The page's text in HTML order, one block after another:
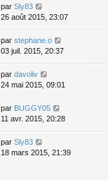
par Sly83
26 août 2015, 23:07
par stephane.o
03 juil. 2015, 20:37
par davoliv
24 mai 2015, 09:01
par BUGGY05
11 avr. 2015, 20:28
par Sly83
18 mars 2015, 21:39